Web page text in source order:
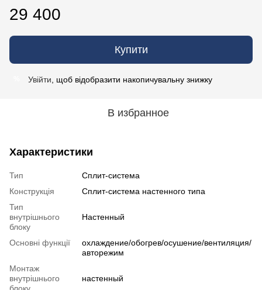
29 400
Купити
Увійти , щоб відобразити накопичувальну знижку
В избранное
Характеристики
Тип
Сплит-система
Конструкція
Cплит-система настенного типа
Тип
внутрішнього
блоку
Настенный
Основні функції
охлаждение/обогрев/осушение/вентиляция/
авторежим
Монтаж
внутрішнього
блоку
настенный